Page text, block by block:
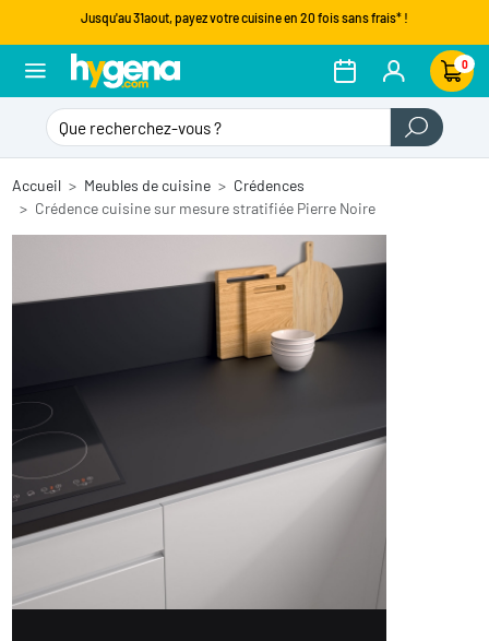
Jusqu'au 31aout, payez votre cuisine en 20 fois sans frais* !
0
Accueil Meubles de cuisine
Crédences
Crédence cuisine sur mesure stratifiée Pierre Noire